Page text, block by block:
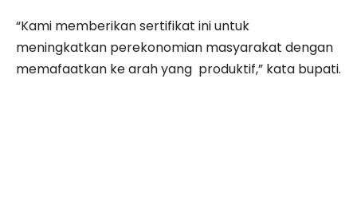
“Kami memberikan sertifikat ini untuk
meningkatkan perekonomian masyarakat dengan
memafaatkan ke arah yang produktif,” kata bupati.